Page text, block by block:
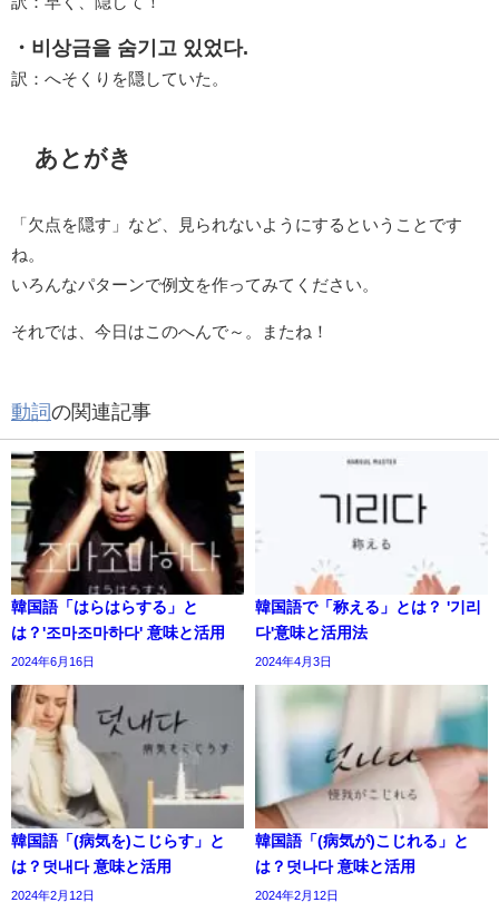
・비상금을 숨기고 있었다.
訳：へそくりを隠していた。
あとがき
「欠点を隠す」など、見られないようにするということです
ね。
いろんなパターンで例文を作ってみてください。
それでは、今日はこのへんで～。またね！
動詞の関連記事
韓国語「はらはらする」と
は？'조마조마하다' 意味と活用
2024年6月16日
韓国語で「称える」とは？ '기리
다'意味と活用法
2024年4月3日
韓国語「(病気を)こじらす」と
は？덧내다 意味と活用
2024年2月12日
韓国語「(病気が)こじれる」と
は？덧나다 意味と活用
2024年2月12日